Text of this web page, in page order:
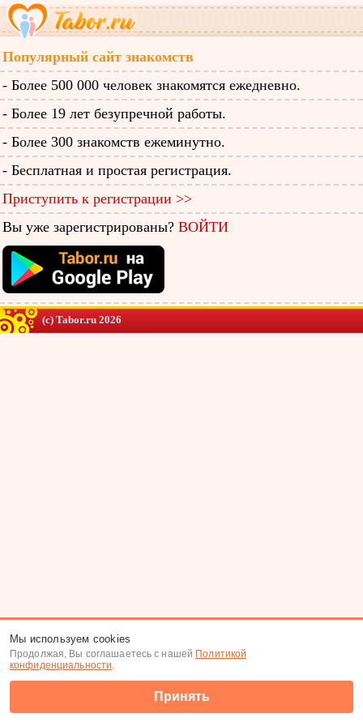
Популярный сайт знакомств
- Более 500 000 человек знакомятся ежедневно.
- Более 19 лет безупречной работы.
- Более 300 знакомств ежеминутно.
- Бесплатная и простая регистрация.
Приступить к регистрации >>
Вы уже зарегистрированы? ВОЙТИ
(c) Tabor.ru 2026
Мы используем cookies
Продолжая, Вы соглашаетесь с нашей Политикой
конфиденциальности.
Принять